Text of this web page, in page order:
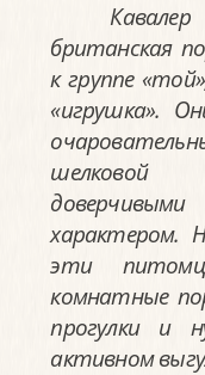
британская
к группе
«игрушка».
шелковой
характером.
эти
комнатные
прогулки и
активном